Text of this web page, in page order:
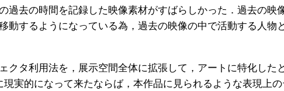
去の時間を記録した映像素材がすばらしかった．過去の映
するようになっている為，過去の映像の中で活動する人物
タ利用法を，展示空間全体に拡張して，アートに特化した
実的になって来たならば，本作品に見られるような表現上